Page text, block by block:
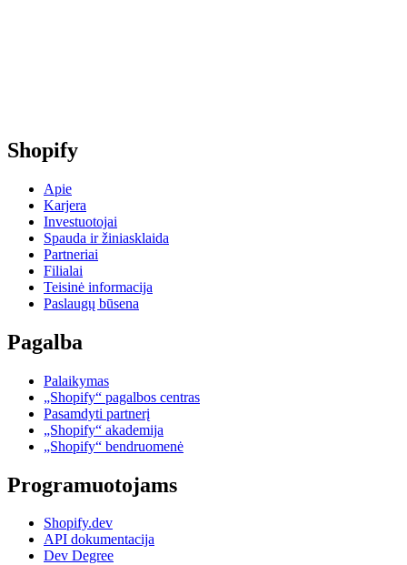
Shopify
Apie
Karjera
Investuotojai
Spauda ir žiniasklaida
Partneriai
Filialai
Teisinė informacija
Paslaugų būsena
Pagalba
Palaikymas
„Shopify“ pagalbos centras
Pasamdyti partnerį
„Shopify“ akademija
„Shopify“ bendruomenė
Programuotojams
Shopify.dev
API dokumentacija
Dev Degree